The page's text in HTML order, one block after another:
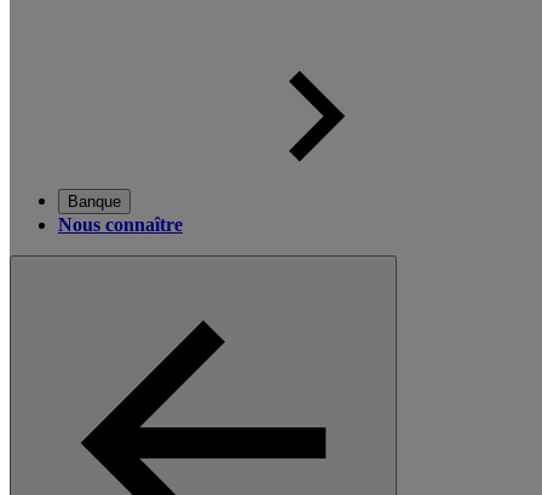
Banque
Nous connaître